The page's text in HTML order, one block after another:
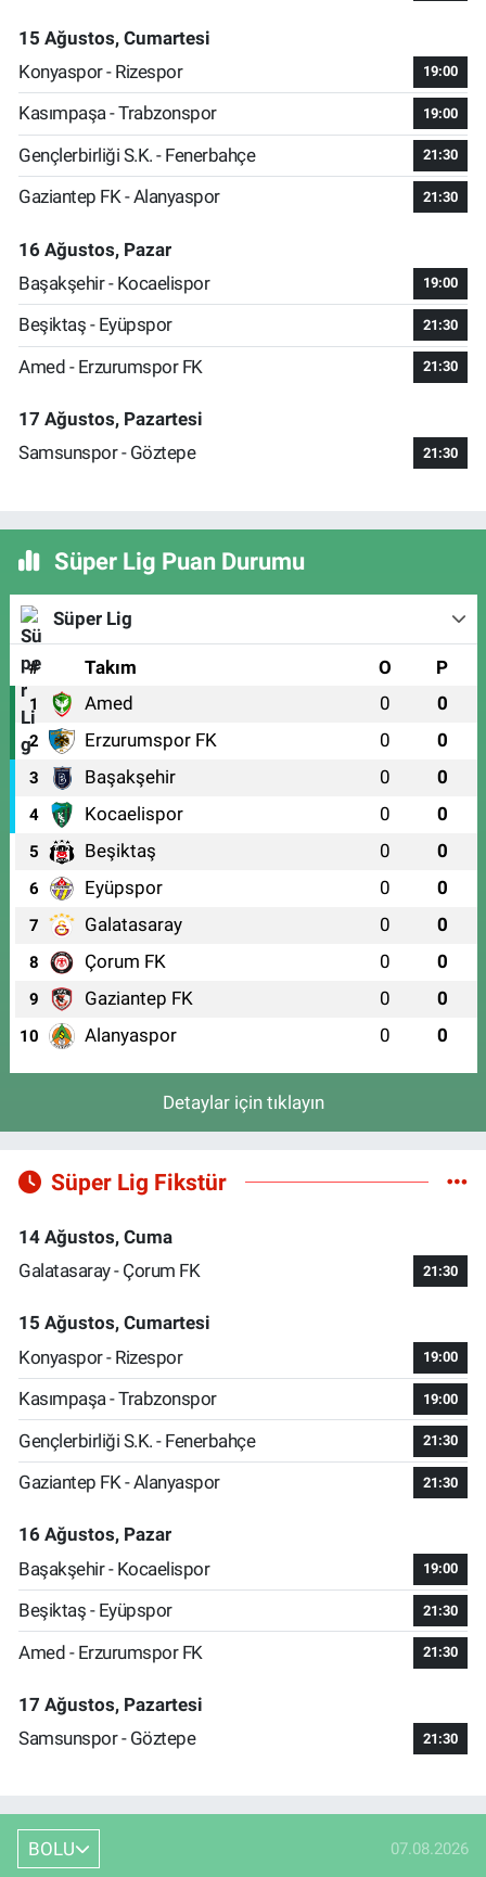
15 Ağustos, Cumartesi
Konyaspor - Rizespor
19:00
Kasımpaşa - Trabzonspor 19:00
Gençlerbirliği S.K. - Fenerbahçe 21:30
Gaziantep FK - Alanyaspor 21:30
16 Ağustos, Pazar
Başakşehir - Kocaelispor
19:00
Beşiktaş - Eyüpspor 21:30
Amed - Erzurumspor FK 21:30
17 Ağustos, Pazartesi
Samsunspor - Göztepe
21:30
Süper Lig Puan Durumu
Süper Lig
# Takım O P
1 Amed 0 0
2 Erzurumspor FK 0 0
3 Başakşehir 0 0
4 Kocaelispor 0 0
5 Beşiktaş 0 0
6 Eyüpspor 0 0
7 Galatasaray 0 0
8 Çorum FK 0 0
9 Gaziantep FK 0 0
10 Alanyaspor 0 0
Detaylar için tıklayın
Süper Lig Fikstür
14 Ağustos, Cuma
Galatasaray - Çorum FK
21:30
15 Ağustos, Cumartesi
Konyaspor - Rizespor
19:00
Kasımpaşa - Trabzonspor 19:00
Gençlerbirliği S.K. - Fenerbahçe 21:30
Gaziantep FK - Alanyaspor 21:30
16 Ağustos, Pazar
Başakşehir - Kocaelispor
19:00
Beşiktaş - Eyüpspor 21:30
Amed - Erzurumspor FK 21:30
17 Ağustos, Pazartesi
Samsunspor - Göztepe
21:30
BOLU 07.08.2026